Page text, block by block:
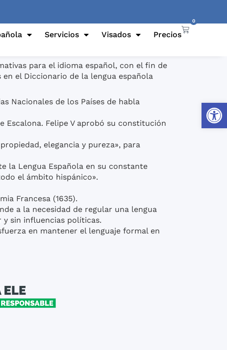
Servicios Visados Precios
0
para el idioma español, con el fin de
el Diccionario de la lengua española
Nacionales de los Países de habla
Escalona. Felipe V aprobó su constitución
elegancia y pureza», para
la Lengua Española en su constante
el ámbito hispánico».
Francesa (1635).
a la necesidad de regular una lengua
sin influencias políticas.
en mantener el lenguaje formal en